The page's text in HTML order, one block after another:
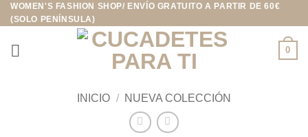
Saltar
al
contenido
WOMEN'S FASHION SHOP/ ENVÍO GRATUITO A PARTIR DE 60€
(SOLO PENÍNSULA)
0
INICIO / NUEVA COLECCIÓN